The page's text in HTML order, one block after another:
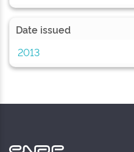
Date issued
2013